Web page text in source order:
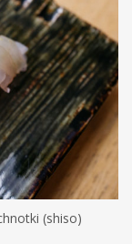
(shiso)